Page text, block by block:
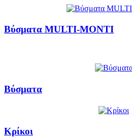
Βύσματα MULTI-MONTI
Βύσματα
Κρίκοι